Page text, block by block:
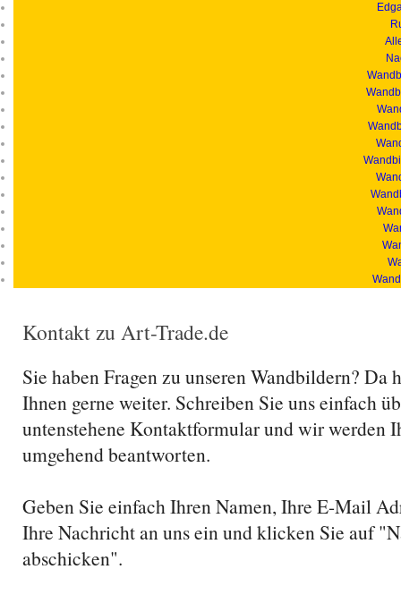
Kontakt zu Art-Trade.de
Sie haben Fragen zu unseren Wandbildern? Da
Ihnen gerne weiter. Schreiben Sie uns einfach
untenstehene Kontaktformular und wir werden
umgehend beantworten.
Geben Sie einfach Ihren Namen, Ihre E-Mail
Ihre Nachricht an uns ein und klicken Sie auf
abschicken".